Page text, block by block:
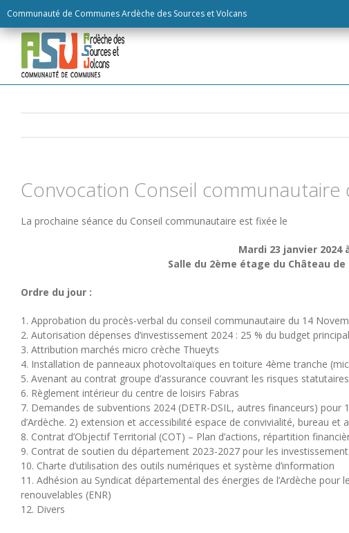
Communauté de Communes Ardèche des Sources et Volcans
to
content
Convocation Conseil communautaire
La prochaine séance du Conseil communautaire est fixée le
Mardi 23 janvier 2024
Salle du 2ème étage du Château de
Ordre du jour :
1. Approbation du procès-verbal du conseil communautaire du 14
2. Autorisation dépenses d’investissement 2024 : 25 % du budget
3. Attribution marchés micro crèche Thueyts
4. Installation de panneaux photovoltaïques en toiture 4ème tranche
5. Avenant au contrat groupe d’assurance couvrant les risques
6. Règlement intérieur du centre de loisirs Fabras
7. Demandes de subventions 2024 (DETR-DSIL, autres financeurs) pour
d’Ardèche. 2) extension et accessibilité espace de convivialité, bureau
8. Contrat d’Objectif Territorial (COT) – Plan d’actions, répartition
9. Contrat de soutien du département 2023-2027 pour les
10. Charte d’utilisation des outils numériques et système d’information
11. Adhésion au Syndicat départemental des énergies de l’Ardèche pour
renouvelables (ENR)
12. Divers